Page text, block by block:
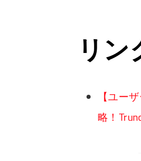
リン
【ユー
略！